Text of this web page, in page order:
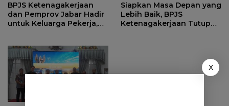
BPJS Ketenagakerjaan
dan Pemprov Jabar Hadir
untuk Keluarga Pekerja,
Siapkan Masa Depan yang
Lebih Baik, BPJS
Ketenagakerjaan Tutup
X